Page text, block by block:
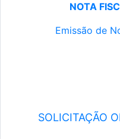
NOTA
Emissão de
SOLICITAÇÃO